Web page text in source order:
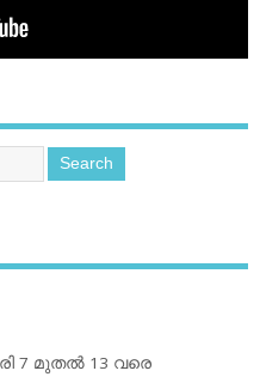
7 മുതല്‍ 13 വരെ